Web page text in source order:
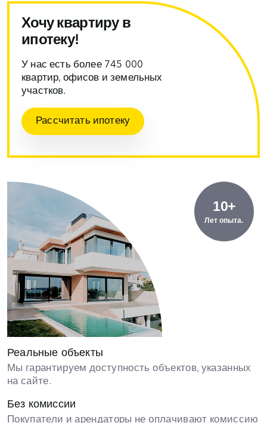
Хочу квартиру в
ипотеку!
У нас есть более 745 000
квартир, офисов и земельных
участков.
Рассчитать ипотеку
10+
Лет опыта.
Реальные объекты
Мы гарантируем доступность объектов, указанных
на сайте.
Без комиссии
Покупатели и арендаторы не оплачивают комиссию